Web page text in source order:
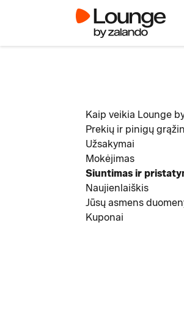
Kaip veikia Lounge
Prekių ir pinigų
Užsakymai
Mokėjimas
Siuntimas ir
Naujienlaiškis
Jūsų asmens
Kuponai